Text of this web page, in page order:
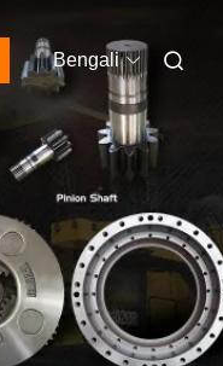
Bengali